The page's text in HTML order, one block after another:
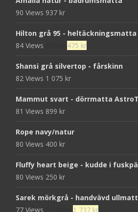
90 Views 937 kr
Hilton grå 95 - heltäckningsmatta
84 Views
Det
priset
var:
475 krDet
priset
Shansi grå silvertop - fårskinn
82 Views 1 075 kr
Mammut svart - dörrmatta
81 Views 899 kr
Rope navy/natur
80 Views 400 kr
Fluffy heart beige - kudde i
80 Views 250 kr
Sarek mörkgrå - handvävd
77 Views
Det
1 737 krDet